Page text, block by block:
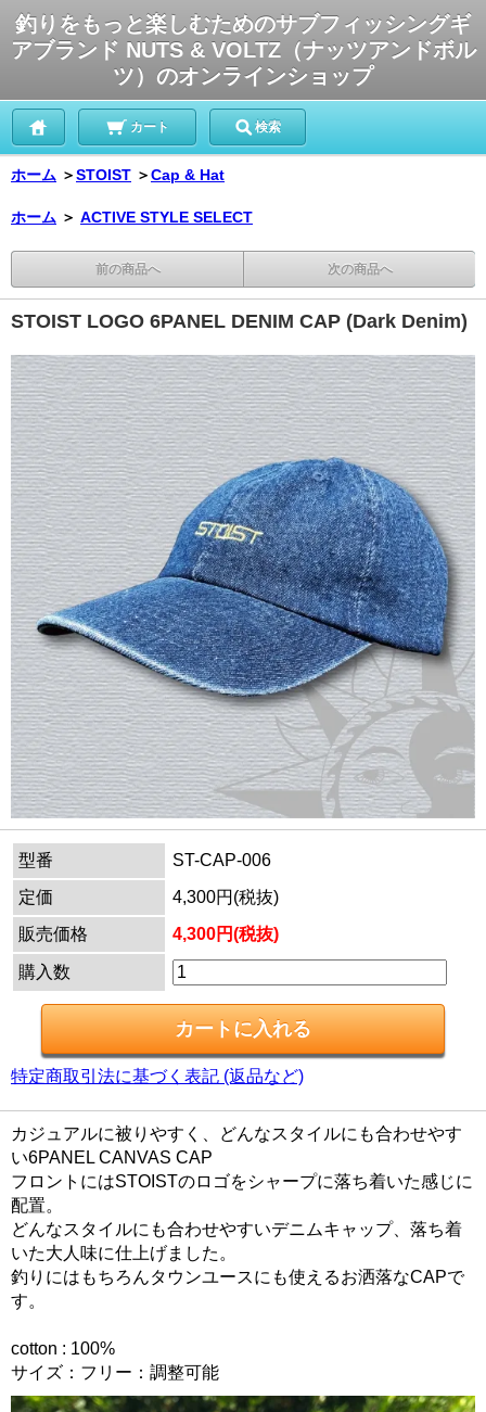
釣りをもっと楽しむためのサブフィッシングギ
アブランド NUTS & VOLTZ（ナッツアンドボル
ツ）のオンラインショップ
カート 検索
ホーム ＞STOIST ＞Cap & Hat
ホーム ＞ ACTIVE STYLE SELECT
前の商品へ 次の商品へ
STOIST LOGO 6PANEL DENIM CAP (Dark Denim)
型番
ST-CAP-006
定価
4,300円(税抜)
販売価格
4,300円(税抜)
購入数
特定商取引法に基づく表記 (返品など)
カジュアルに被りやすく、どんなスタイルにも合わせやす
い6PANEL CANVAS CAP
フロントにはSTOISTのロゴをシャープに落ち着いた感じに
配置。
どんなスタイルにも合わせやすいデニムキャップ、落ち着
いた大人味に仕上げました。
釣りにはもちろんタウンユースにも使えるお洒落なCAPで
す。
cotton : 100%
サイズ：フリー：調整可能